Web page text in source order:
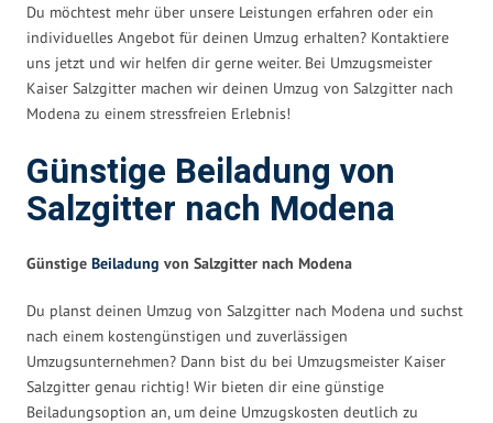
Du möchtest mehr über unsere Leistungen erfahren oder ein
individuelles Angebot für deinen Umzug erhalten? Kontaktiere
uns jetzt und wir helfen dir gerne weiter. Bei Umzugsmeister
Kaiser Salzgitter machen wir deinen Umzug von Salzgitter nach
Modena zu einem stressfreien Erlebnis!
Günstige Beiladung von
Salzgitter nach Modena
Günstige Beiladung von Salzgitter nach Modena
Du planst deinen Umzug von Salzgitter nach Modena und suchst
nach einem kostengünstigen und zuverlässigen
Umzugsunternehmen? Dann bist du bei Umzugsmeister Kaiser
Salzgitter genau richtig! Wir bieten dir eine günstige
Beiladungsoption an, um deine Umzugskosten deutlich zu